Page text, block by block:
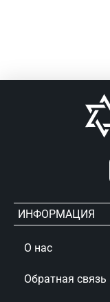
ИНФОРМАЦИЯ
О нас
Обратная связь